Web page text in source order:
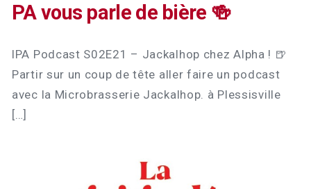
PA vous parle de bière 🍻
lPA Podcast S02E21 – Jackalhop chez Alpha ! 🍺
Partir sur un coup de tête aller faire un podcast
avec la Microbrasserie Jackalhop. à Plessisville
[…]